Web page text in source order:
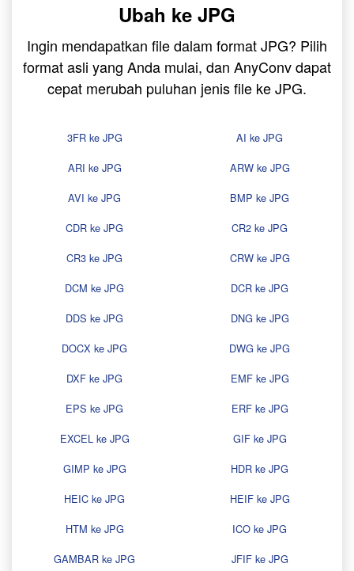
Ubah ke JPG
Ingin mendapatkan file dalam format JPG? Pilih
format asli yang Anda mulai, dan AnyConv dapat
cepat merubah puluhan jenis file ke JPG.
3FR ke JPG
AI ke JPG
ARI ke JPG
ARW ke JPG
AVI ke JPG
BMP ke JPG
CDR ke JPG
CR2 ke JPG
CR3 ke JPG
CRW ke JPG
DCM ke JPG
DCR ke JPG
DDS ke JPG
DNG ke JPG
DOCX ke JPG
DWG ke JPG
DXF ke JPG
EMF ke JPG
EPS ke JPG
ERF ke JPG
EXCEL ke JPG
GIF ke JPG
GIMP ke JPG
HDR ke JPG
HEIC ke JPG
HEIF ke JPG
HTM ke JPG
ICO ke JPG
GAMBAR ke JPG
JFIF ke JPG